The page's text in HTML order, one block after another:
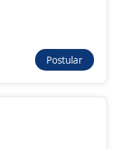
Postular